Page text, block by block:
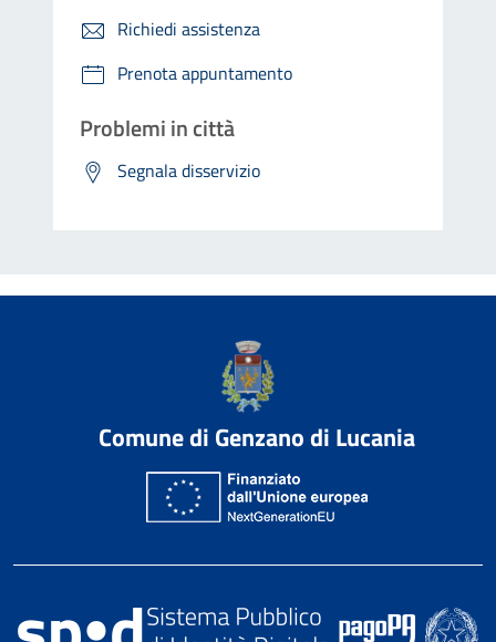
Richiedi assistenza
Prenota appuntamento
Problemi in città
Segnala disservizio
Comune di Genzano di Lucania